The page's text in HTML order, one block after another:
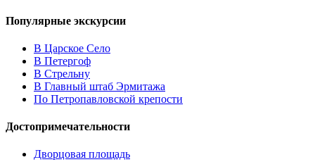
Популярные экскурсии
В Царское Село
В Петергоф
В Стрельну
В Главный штаб Эрмитажа
По Петропавловской крепости
Достопримечательности
Дворцовая площадь